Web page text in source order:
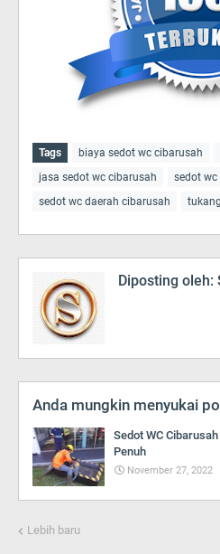
Tags biaya sedot wc cibarusah
jasa sedot wc cibarusah
sedot wc
sedot wc daerah cibarusah
Diposting oleh:
Anda mungkin menyukai
Sedot WC
Penuh
November 27, 2022
Lebih baru